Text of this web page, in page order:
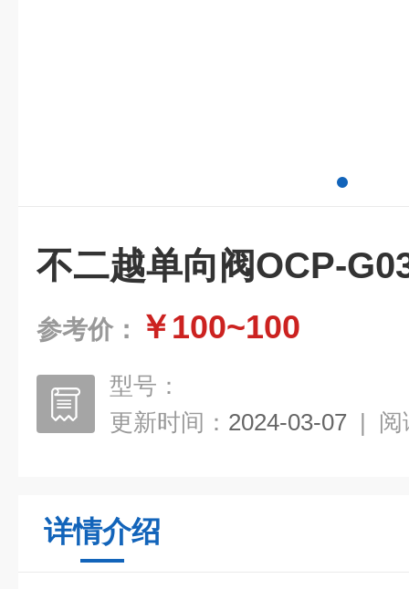
不二越单向阀OCP-
参考价： ￥100~100
型号：
更新时间： 2024-03-07 | 阅
详情介绍